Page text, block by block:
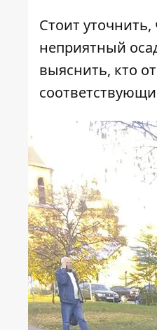
Стоит
неприятный
выяснить, кто